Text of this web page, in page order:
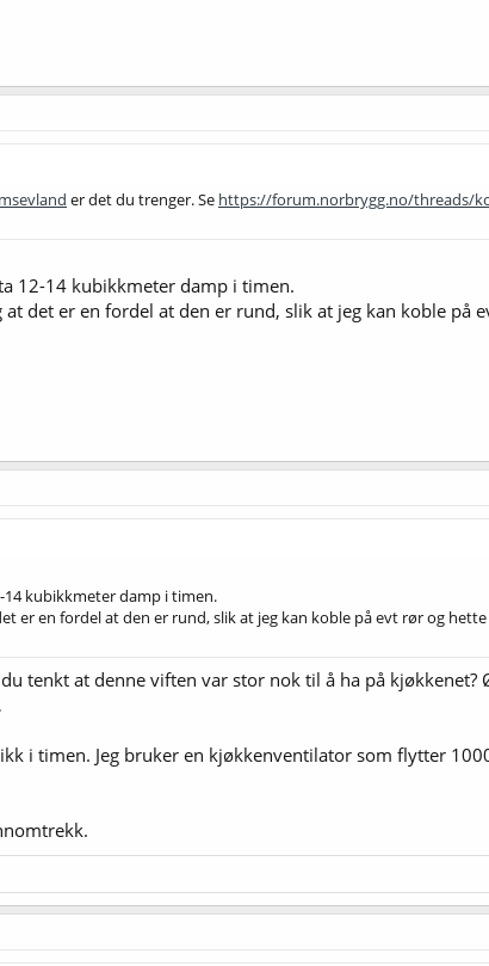
er det du trenger. Se https://forum.norbrygg.no/threads/
12-14 kubikkmeter damp i timen.
det er en fordel at den er rund, slik at jeg kan koble på
14 kubikkmeter damp i timen.
er en fordel at den er rund, slik at jeg kan koble på evt rør og
tenkt at denne viften var stor nok til å ha på
i timen. Jeg bruker en kjøkkenventilator som flytter